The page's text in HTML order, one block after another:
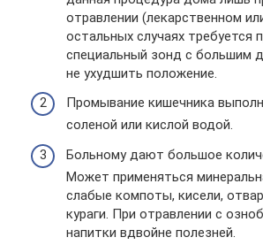
отравлении (лекарственном
остальных случаях требуется
специальный зонд с большим
не ухудшить положение.
Промывание кишечника
соленой или кислой водой.
Больному дают большое
Может применяться
слабые компоты, кисели,
кураги. При отравлении с
напитки вдвойне полезней.